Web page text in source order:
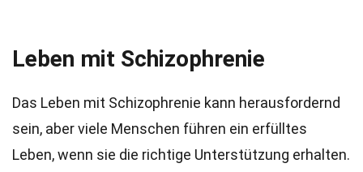
Leben mit Schizophrenie
Das Leben mit Schizophrenie kann herausfordernd
sein, aber viele Menschen führen ein erfülltes
Leben, wenn sie die richtige Unterstützung erhalten.